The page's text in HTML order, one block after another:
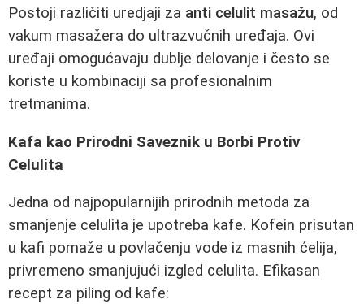
Postoji različiti uredjaji za anti celulit masažu, od
vakum masažera do ultrazvučnih uređaja. Ovi
uređaji omogućavaju dublje delovanje i često se
koriste u kombinaciji sa profesionalnim
tretmanima.
Kafa kao Prirodni Saveznik u Borbi Protiv
Celulita
Jedna od najpopularnijih prirodnih metoda za
smanjenje celulita je upotreba kafe. Kofein prisutan
u kafi pomaže u povlačenju vode iz masnih ćelija,
privremeno smanjujući izgled celulita. Efikasan
recept za piling od kafe: